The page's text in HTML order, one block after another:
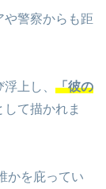
や警察からも距
上し、 「彼の
て描かれま
かを庇ってい